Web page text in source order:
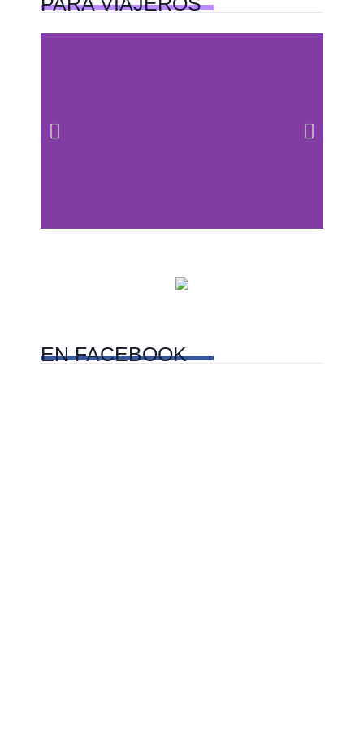
PetFriendly en la CDMX
ENFACEBOOK